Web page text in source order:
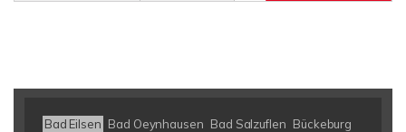
Bad Eilsen Bad Oeynhausen Bad Salzuflen Bückeburg